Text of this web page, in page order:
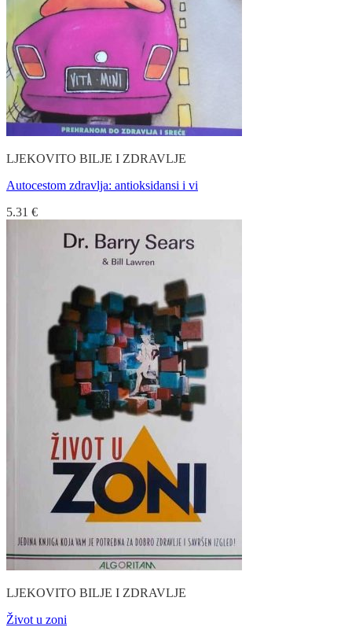
LJEKOVITO BILJE I ZDRAVLJE
Autocestom zdravlja: antioksidansi i vi
5.31 €
LJEKOVITO BILJE I ZDRAVLJE
Život u zoni